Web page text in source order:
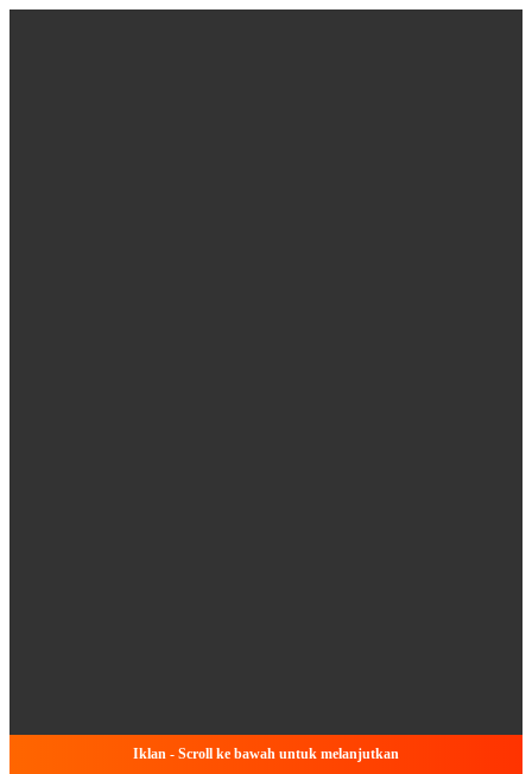
Iklan - Scroll ke bawah untuk melanjutkan